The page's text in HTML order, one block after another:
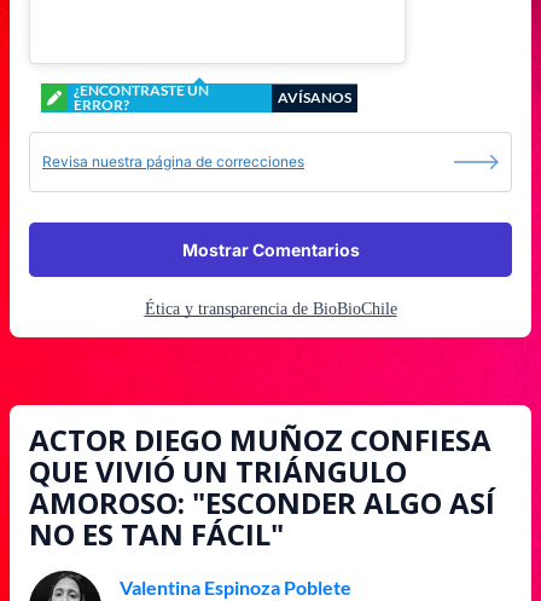
¿ENCONTRASTE UN
ERROR?
AVÍSANOS
Revisa nuestra página de correcciones
Mostrar Comentarios
Ética y transparencia de BioBioChile
ACTOR DIEGO MUÑOZ CONFIESA
QUE VIVIÓ UN TRIÁNGULO
AMOROSO: "ESCONDER ALGO ASÍ
NO ES TAN FÁCIL"
Valentina Espinoza Poblete